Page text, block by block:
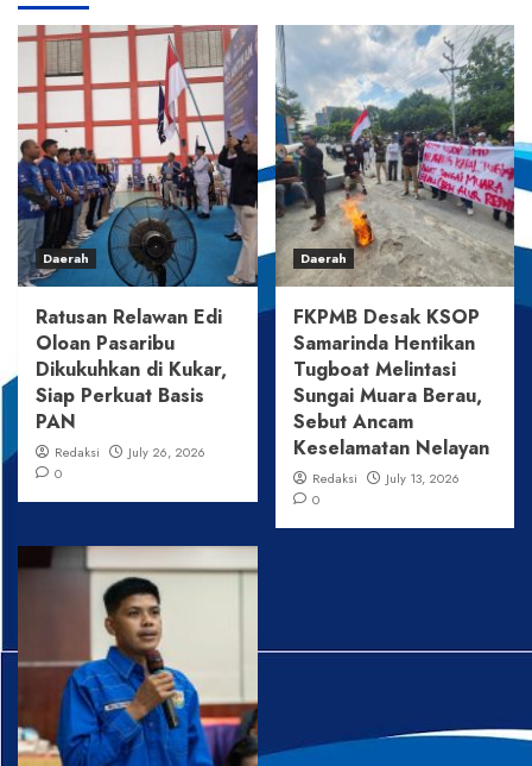
Daerah
Ratusan Relawan Edi
Oloan Pasaribu
Dikukuhkan di Kukar,
Siap Perkuat Basis
PAN
Redaksi
July 26, 2026
0
Daerah
FKPMB Desak KSOP
Samarinda Hentikan
Tugboat Melintasi
Sungai Muara Berau,
Sebut Ancam
Keselamatan Nelayan
Redaksi
July 13, 2026
0